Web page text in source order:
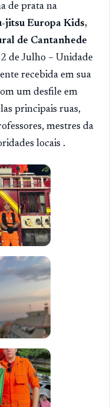
de prata na
jitsu Europa Kids,
de Cantanhede
de Julho – Unidade
recebida em sua
um desfile em
principais ruas,
mestres da
locais .